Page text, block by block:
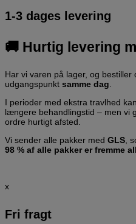
1-3 dages levering
🚚 Hurtig levering
Har vi varen på lager, og bestiller
udgangspunkt samme dag
I perioder med ekstra travlhed
længere behandlingstid – men vi
ordre hurtigt afsted.
Vi sender alle pakker med GLS ,
98 % af alle pakker er fremme
x
Fri fragt